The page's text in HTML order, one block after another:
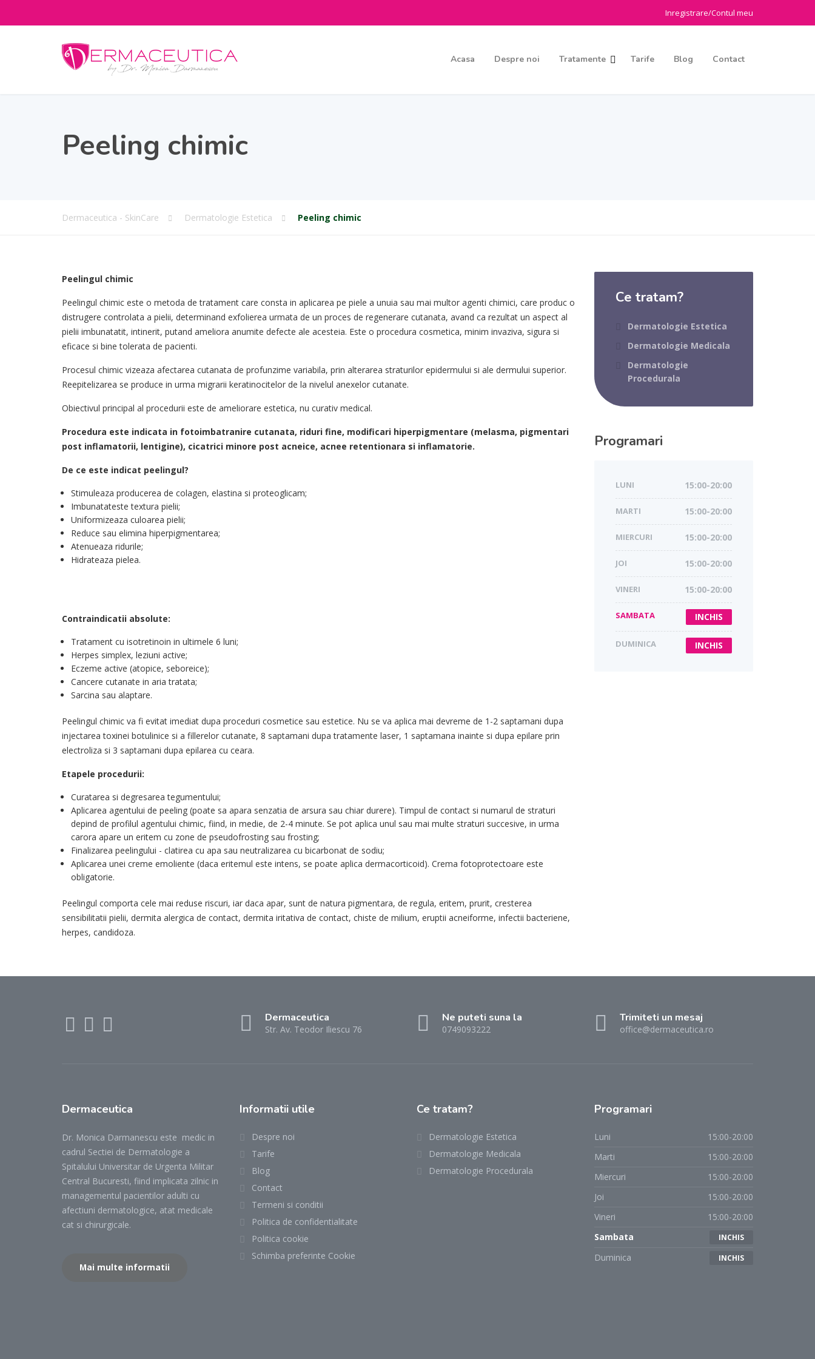
Inregistrare/Contul meu
Acasa Despre noi Tratamente Tarife Blog Contact
Peeling chimic
Dermaceutica - SkinCare Dermatologie Estetica Peeling chimic
Peelingul chimic
Peelingul chimic este o metoda de tratament care consta in aplicarea pe piele a unuia sau mai multor agenti chimici, care produc o
distrugere controlata a pielii, determinand exfolierea urmata de un proces de regenerare cutanata, avand ca rezultat un aspect al
pielii imbunatatit, intinerit, putand ameliora anumite defecte ale acesteia. Este o procedura cosmetica, minim invaziva, sigura si
eficace si bine tolerata de pacienti.
Procesul chimic vizeaza afectarea cutanata de profunzime variabila, prin alterarea straturilor epidermului si ale dermului superior.
Reepitelizarea se produce in urma migrarii keratinocitelor de la nivelul anexelor cutanate.
Obiectivul principal al procedurii este de ameliorare estetica, nu curativ medical.
Procedura este indicata in fotoimbatranire cutanata, riduri fine, modificari hiperpigmentare (melasma, pigmentari
post inflamatorii, lentigine), cicatrici minore post acneice, acnee retentionara si inflamatorie.
De ce este indicat peelingul?
Stimuleaza producerea de colagen, elastina si proteoglicam;
Imbunatateste textura pielii;
Uniformizeaza culoarea pielii;
Reduce sau elimina hiperpigmentarea;
Atenueaza ridurile;
Hidrateaza pielea.
Contraindicatii absolute:
Tratament cu isotretinoin in ultimele 6 luni;
Herpes simplex, leziuni active;
Eczeme active (atopice, seboreice);
Cancere cutanate in aria tratata;
Sarcina sau alaptare.
Peelingul chimic va fi evitat imediat dupa proceduri cosmetice sau estetice. Nu se va aplica mai devreme de 1-2 saptamani dupa
injectarea toxinei botulinice si a fillerelor cutanate, 8 saptamani dupa tratamente laser, 1 saptamana inainte si dupa epilare prin
electroliza si 3 saptamani dupa epilarea cu ceara.
Etapele procedurii:
Curatarea si degresarea tegumentului;
Aplicarea agentului de peeling (poate sa apara senzatia de arsura sau chiar durere). Timpul de contact si numarul de straturi
depind de profilul agentului chimic, fiind, in medie, de 2-4 minute. Se pot aplica unul sau mai multe straturi succesive, in urma
carora apare un eritem cu zone de pseudofrosting sau frosting;
Finalizarea peelingului - clatirea cu apa sau neutralizarea cu bicarbonat de sodiu;
Aplicarea unei creme emoliente (daca eritemul este intens, se poate aplica dermacorticoid). Crema fotoprotectoare este
obligatorie.
Peelingul comporta cele mai reduse riscuri, iar daca apar, sunt de natura pigmentara, de regula, eritem, prurit, cresterea
sensibilitatii pielii, dermita alergica de contact, dermita iritativa de contact, chiste de milium, eruptii acneiforme, infectii bacteriene,
herpes, candidoza.
Ce tratam?
Dermatologie Estetica
Dermatologie Medicala
Dermatologie
Procedurala
Programari
LUNI 15:00-20:00
MARTI 15:00-20:00
MIERCURI 15:00-20:00
JOI 15:00-20:00
VINERI 15:00-20:00
SAMBATA INCHIS
DUMINICA INCHIS
Dermaceutica
Str. Av. Teodor Iliescu 76
Ne puteti suna la
0749093222
Trimiteti un mesaj
office@dermaceutica.ro
Dermaceutica
Dr. Monica Darmanescu este medic in
cadrul Sectiei de Dermatologie a
Spitalului Universitar de Urgenta Militar
Central Bucuresti, fiind implicata zilnic in
managementul pacientilor adulti cu
afectiuni dermatologice, atat medicale
cat si chirurgicale.
Mai multe informatii
Informatii utile
Despre noi
Tarife
Blog
Contact
Termeni si conditii
Politica de confidentialitate
Politica cookie
Schimba preferinte Cookie
Ce tratam?
Dermatologie Estetica
Dermatologie Medicala
Dermatologie Procedurala
Programari
Luni
15:00-20:00
Marti
15:00-20:00
Miercuri
15:00-20:00
Joi
15:00-20:00
Vineri
15:00-20:00
Sambata
INCHIS
Duminica INCHIS